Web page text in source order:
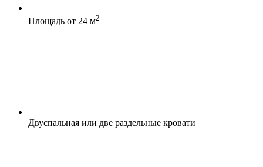
Площадь от 24 м2
Двуспальная или две раздельные кровати